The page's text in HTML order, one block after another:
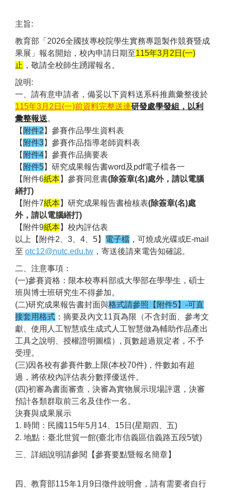
主旨:
教育部「2026全國技專校院學生實務專題製作競賽暨成
果展」報名開始，校內申請日期至115年3月2日(一)
止 ，敬請全校師生踴躍報名。
說明:
一、請有意申請者，備妥以下資料送系科推薦彙整後於
115年3月 2日(一)前資料完整送達研發處學發組，以利
彙整報送。
【 附件2 】參賽作品學生資料表
【 附件3】參賽作品指導老師資料表
【 附件4】參賽作品摘要表
【 附件5】研究成果報告書word及pdf電子檔各一
【附件6紙本 】參賽同意書(除簽章(名)處外，請以電腦
繕打)
【附件7紙本 】研究成果報告書檢核表(除簽章(名)處
外，請以電腦繕打)
【附件9紙本 】校內評估表
以上【附件2、3、4、5】 電子檔 ，可燒成光碟或E-mail
至 otc12@nutc.edu.tw ，寄送後請來電告知確認。
二、注意事項：
(一)參賽資格：限本校專科部或大學部在學學生，碩士
班與博士班研究生不得參加。
(二)研究成果報告書封面與格式請參照【附件5】-可直
接套用格式 ：摘要及內文11頁為限（不含封面、參考文
獻、使用人工智慧或生成式人工智慧做為輔助作品產出
工具之說明、授權證明圖檔）, 頁數超過規定者，不予
受理。
(三)因各校有參賽件數上限(本校70件)，件數如有超
過，將依校內評估表分數擇優送件。
(四)初審為書面審查，決審為實物展示現場評選，決審
預計各類群取前三名及佳作一名。
決賽與成果展示
1. 時間：民國115年5月14、15日(星期四、五)
2. 地點：臺北世貿一館(臺北市信義區信義路五段5號)
三、詳細說明請參閱【參賽要點暨報名簡章】
四、教育部115年1月9日徵件說明會，請有需要者自行